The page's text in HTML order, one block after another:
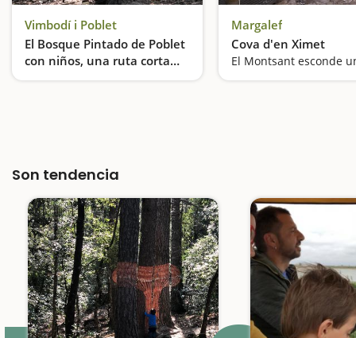
Vimbodí i Poblet
El Bosque Pintado de Poblet
con niños, una ruta corta
llena de sorpresas
Una excursión ideal para hacer con niños
Margalef
Cova d'en Ximet
Son tendencia